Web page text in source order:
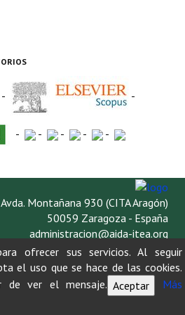
- -
- - - - -
Avda. Montañana 930 (CITA Aragón)
50059 Zaragoza - España
administracion@aida-itea.org
976 716 305
DE PRIVACIDAD
ofrecer sus servicios. Al seguir
el uso que se hace de las cookies.
de ver el mensaje. Aceptar
Más